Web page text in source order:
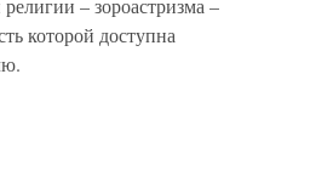
– зороастризма –
которой доступна